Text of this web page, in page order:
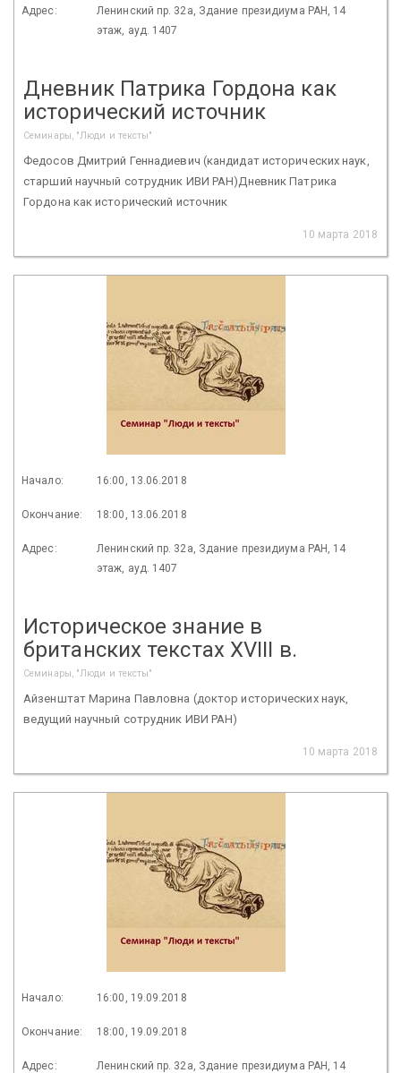
Адрес:
Ленинский пр. 32а, Здание президиума РАН, 14
этаж, ауд. 1407
Дневник Патрика Гордона как
исторический источник
Семинары, "Люди и тексты"
Федосов Дмитрий Геннадиевич (кандидат исторических наук,
старший научный сотрудник ИВИ РАН)Дневник Патрика
Гордона как исторический источник
10 марта 2018
Начало: 16:00, 13.06.2018
Окончание: 18:00, 13.06.2018
Адрес:
Ленинский пр. 32а, Здание президиума РАН, 14
этаж, ауд. 1407
Историческое знание в
британских текстах XVIII в.
Семинары, "Люди и тексты"
Айзенштат Марина Павловна (доктор исторических наук,
ведущий научный сотрудник ИВИ РАН)
10 марта 2018
Начало: 16:00, 19.09.2018
Окончание: 18:00, 19.09.2018
Адрес:
Ленинский пр. 32а, Здание президиума РАН, 14